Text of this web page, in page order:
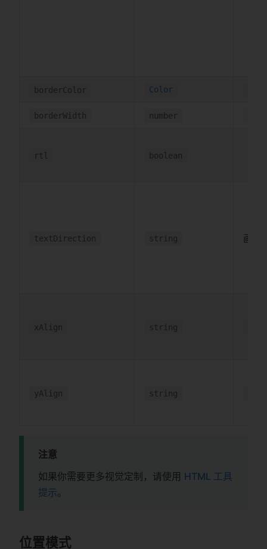
borderColor Color
borderWidth number
rtl boolean
textDirection string 画布
xAlign string
yAlign string
注意
如果你需要更多视觉定制，请使用 HTML 工具
提示。
位置模式